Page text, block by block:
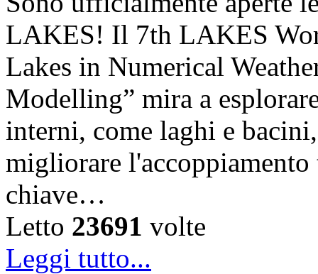
LAKES! Il 7th LAKES
Lakes in Numerical
Modelling” mira a
interni, come laghi e
migliorare l'accoppiamento
chiave…
Letto 23691 volte
Leggi tutto...